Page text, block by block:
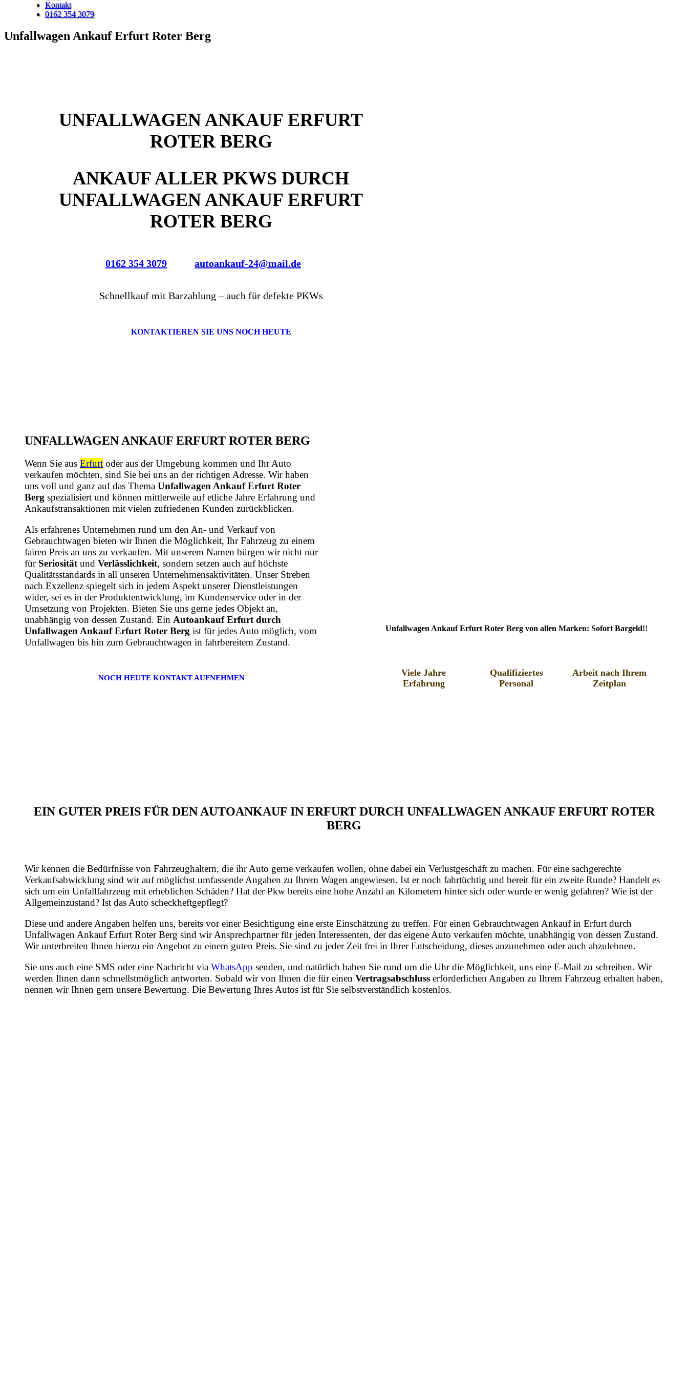
Kontakt
0162 354 3079
Unfallwagen Ankauf Erfurt Roter Berg
UNFALLWAGEN ANKAUF ERFURT
ROTER BERG
ANKAUF ALLER PKWS DURCH
UNFALLWAGEN ANKAUF ERFURT
ROTER BERG
0162 354 3079 autoankauf-24@mail.de
Schnellkauf mit Barzahlung – auch für defekte PKWs
KONTAKTIEREN SIE UNS NOCH HEUTE
UNFALLWAGEN ANKAUF ERFURT ROTER BERG
Wenn Sie aus Erfurt oder aus der Umgebung kommen und Ihr Auto
verkaufen möchten, sind Sie bei uns an der richtigen Adresse. Wir haben
uns voll und ganz auf das Thema Unfallwagen Ankauf Erfurt Roter
Berg spezialisiert und können mittlerweile auf etliche Jahre Erfahrung und
Ankaufstransaktionen mit vielen zufriedenen Kunden zurückblicken.
Als erfahrenes Unternehmen rund um den An- und Verkauf von
Gebrauchtwagen bieten wir Ihnen die Möglichkeit, Ihr Fahrzeug zu einem
fairen Preis an uns zu verkaufen. Mit unserem Namen bürgen wir nicht nur
für Seriosität und Verlässlichkeit, sondern setzen auch auf höchste
Qualitätsstandards in all unseren Unternehmensaktivitäten. Unser Streben
nach Exzellenz spiegelt sich in jedem Aspekt unserer Dienstleistungen
wider, sei es in der Produktentwicklung, im Kundenservice oder in der
Umsetzung von Projekten. Bieten Sie uns gerne jedes Objekt an,
unabhängig von dessen Zustand. Ein Autoankauf Erfurt durch
Unfallwagen Ankauf Erfurt Roter Berg ist für jedes Auto möglich, vom
Unfallwagen bis hin zum Gebrauchtwagen in fahrbereitem Zustand.
NOCH HEUTE KONTAKT AUFNEHMEN
Unfallwagen Ankauf Erfurt Roter Berg von allen Marken: Sofort Bargeld!!
Viele Jahre
Erfahrung
Qualifiziertes
Personal
Arbeit nach Ihrem
Zeitplan
EIN GUTER PREIS FÜR DEN AUTOANKAUF IN ERFURT DURCH UNFALLWAGEN ANKAUF ERFURT ROTER
BERG
Wir kennen die Bedürfnisse von Fahrzeughaltern, die ihr Auto gerne verkaufen wollen, ohne dabei ein Verlustgeschäft zu machen. Für eine sachgerechte
Verkaufsabwicklung sind wir auf möglichst umfassende Angaben zu Ihrem Wagen angewiesen. Ist er noch fahrtüchtig und bereit für ein zweite Runde? Handelt es
sich um ein Unfallfahrzeug mit erheblichen Schäden? Hat der Pkw bereits eine hohe Anzahl an Kilometern hinter sich oder wurde er wenig gefahren? Wie ist der
Allgemeinzustand? Ist das Auto scheckheftgepflegt?
Diese und andere Angaben helfen uns, bereits vor einer Besichtigung eine erste Einschätzung zu treffen. Für einen Gebrauchtwagen Ankauf in Erfurt durch
Unfallwagen Ankauf Erfurt Roter Berg sind wir Ansprechpartner für jeden Interessenten, der das eigene Auto verkaufen möchte, unabhängig von dessen Zustand.
Wir unterbreiten Ihnen hierzu ein Angebot zu einem guten Preis. Sie sind zu jeder Zeit frei in Ihrer Entscheidung, dieses anzunehmen oder auch abzulehnen.
Sie uns auch eine SMS oder eine Nachricht via WhatsApp senden, und natürlich haben Sie rund um die Uhr die Möglichkeit, uns eine E-Mail zu schreiben. Wir
werden Ihnen dann schnellstmöglich antworten. Sobald wir von Ihnen die für einen Vertragsabschluss erforderlichen Angaben zu Ihrem Fahrzeug erhalten haben,
nennen wir Ihnen gern unsere Bewertung. Die Bewertung Ihres Autos ist für Sie selbstverständlich kostenlos.